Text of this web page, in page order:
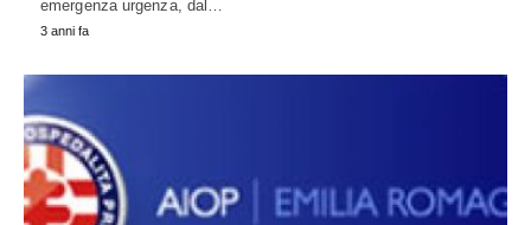
emergenza urgenza, dal…
3 anni fa